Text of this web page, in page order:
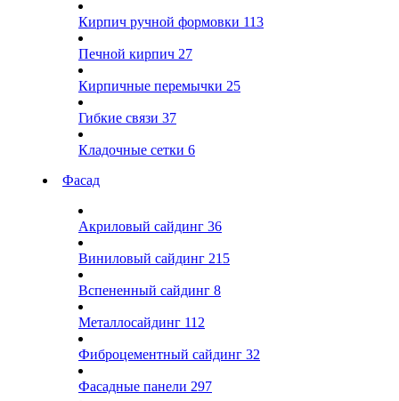
Кирпич ручной формовки 113
Печной кирпич 27
Кирпичные перемычки 25
Гибкие связи 37
Кладочные сетки 6
Фасад
Акриловый сайдинг 36
Виниловый сайдинг 215
Вспененный сайдинг 8
Металлосайдинг 112
Фиброцементный сайдинг 32
Фасадные панели 297